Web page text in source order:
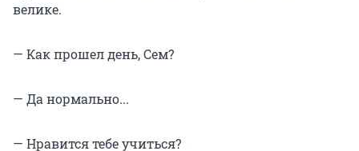
велике.
— Как прошел день, Сем?
— Да нормально...
— Нравится тебе учиться?